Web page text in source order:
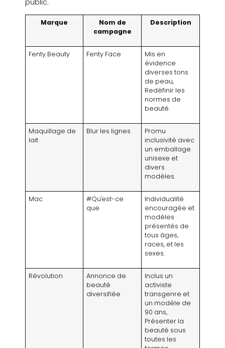
Marque
Nom de
campagne
Description
Fenty Beauty Fenty Face
Mis en
évidence
diverses tons
de peau,
Redéfinir les
normes de
beauté.
Maquillage de
lait
Blur les lignes
Promu
inclusivité avec
un emballage
unisexe et
divers
modèles.
Mac
#Qu'est-ce
que
Individualité
encouragée et
modèles
présentés de
tous âges,
races, et les
sexes.
Révolution
Annonce de
beauté
diversifiée
Inclus un
activiste
transgenre et
un modèle de
90 ans,
Présenter la
beauté sous
toutes les